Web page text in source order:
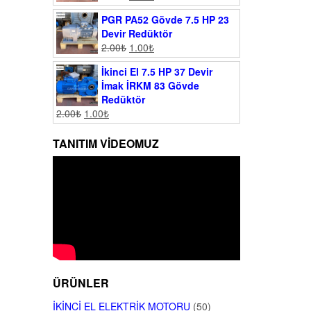
PGR PA52 Gövde 7.5 HP 23
Devir Redüktör
2.00₺ 1.00₺
İkinci El 7.5 HP 37 Devir
İmak İRKM 83 Gövde
Redüktör
2.00₺ 1.00₺
TANITIM VIDEOMUZ
ÜRÜNLER
İKINCI EL ELEKTRIK MOTORU (50)